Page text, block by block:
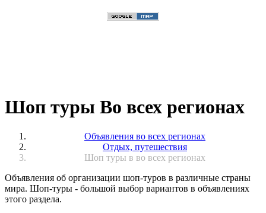
Шоп туры Во всех регионах
Объявления во всех регионах
Отдых, путешествия
Шоп туры в во всех регионах
Объявления об организации шоп-туров в различные страны
мира. Шоп-туры - большой выбор вариантов в объявлениях
этого раздела.